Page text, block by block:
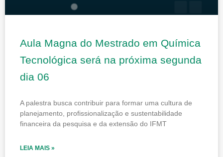
Aula Magna do Mestrado em Química
Tecnológica será na próxima segunda
dia 06
A palestra busca contribuir para formar uma cultura de
planejamento, profissionalização e sustentabilidade
financeira da pesquisa e da extensão do IFMT
LEIA MAIS »